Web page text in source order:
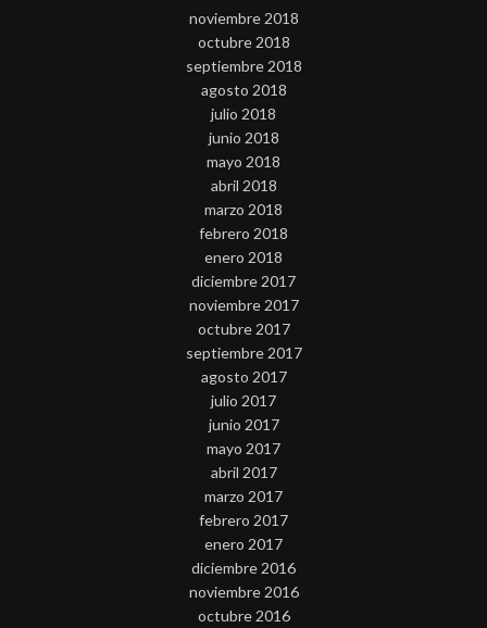
noviembre 2018
octubre 2018
septiembre 2018
agosto 2018
julio 2018
junio 2018
mayo 2018
abril 2018
marzo 2018
febrero 2018
enero 2018
diciembre 2017
noviembre 2017
octubre 2017
septiembre 2017
agosto 2017
julio 2017
junio 2017
mayo 2017
abril 2017
marzo 2017
febrero 2017
enero 2017
diciembre 2016
noviembre 2016
octubre 2016